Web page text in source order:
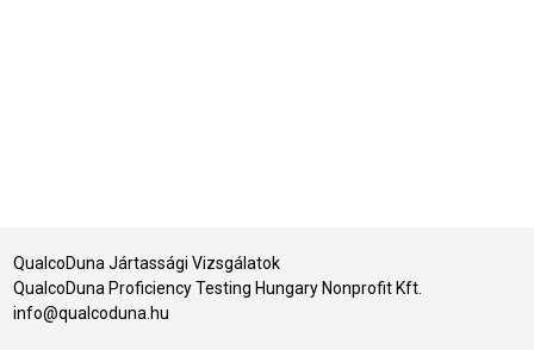
QualcoDuna Jártassági Vizsgálatok
QualcoDuna Proficiency Testing Hungary Nonprofit Kft.
info@qualcoduna.hu